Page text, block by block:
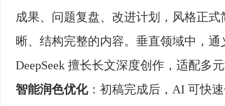
成果、问题复盘、改进计划，风格正
晰、结构完整的内容。垂直领域中，通
DeepSeek 擅长长文深度创作，适配多
智能润色优化：初稿完成后，AI 可快